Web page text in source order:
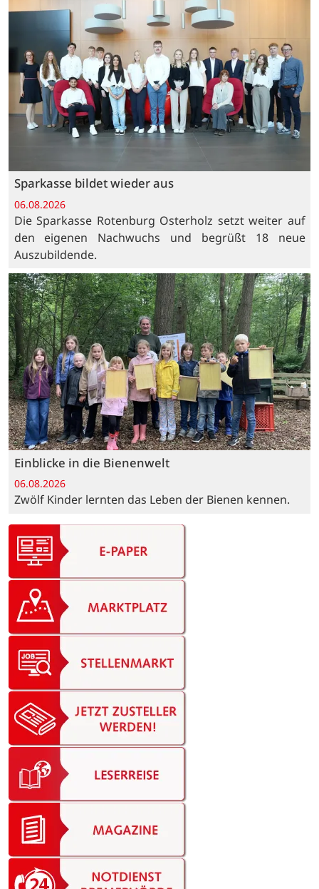
Sparkasse bildet wieder aus
06.08.2026
Die Sparkasse Rotenburg Osterholz setzt weiter auf
den eigenen Nachwuchs und begrüßt 18 neue
Auszubildende.
Einblicke in die Bienenwelt
06.08.2026
Zwölf Kinder lernten das Leben der Bienen kennen.